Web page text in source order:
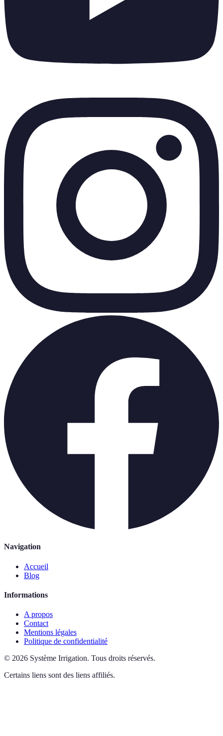
Navigation
Accueil
Blog
Informations
A propos
Contact
Mentions légales
Politique de confidentialité
© 2026 Système Irrigation. Tous droits réservés.
Certains liens sont des liens affiliés.